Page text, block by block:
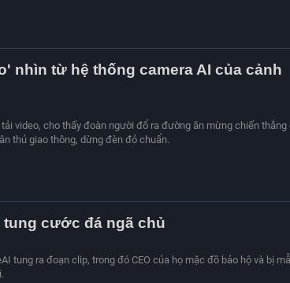
nhìn từ hệ thống camera AI của cảnh
video, cho thấy đoàn người đổ ra đường ăn mừng chiến thắng
thủ giao thông, dừng đèn đỏ chuẩn.
tung cước đá ngã chủ
tung ra đoạn clip, trong đó CEO của họ mặc đồ bảo hộ và bị